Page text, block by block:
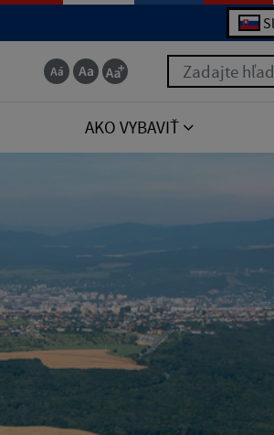
Zadajte
AKO VYBAVIŤ